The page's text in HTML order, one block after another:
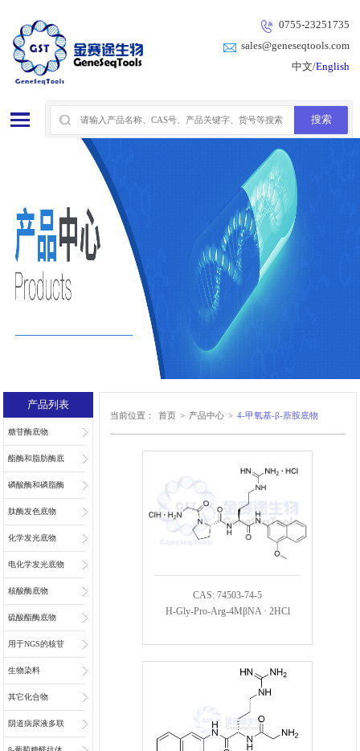
0755-23251735
sales@geneseqtools.com
中文/English
产品列表
糖苷酶底物
酯酶和脂肪酶底
物
磷酸酶和磷脂酶
底物
肽酶发色底物
化学发光底物
电化学发光底物
核酸酶底物
硫酸酯酶底物
用于NGS的核苷
和核苷酸
生物染料
其它化合物
阴道病尿液多联
检底物
当前位置： 首页 > 产品中心 > 4-甲氧基-β-萘胺底物
CAS: 74503-74-5
H-Gly-Pro-Arg-4MβNA · 2HCl